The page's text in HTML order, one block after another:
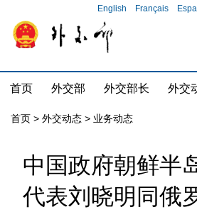
English Français
首页 外交部 外交部长 外交
首页 > 外交动态 > 业务动态
中国政府朝鲜半
代表刘晓明同俄